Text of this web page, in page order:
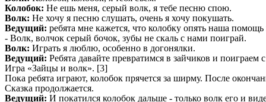
Колобок: Не ешь меня, серый волк, я тебе песню спою.
Волк: Не хочу я песню слушать, очень я хочу покушать.
Ведущий: ребята мне кажется, что колобку опять наша
- Волк, волчок серый бочок, зубы не скаль с нами поиграй.
Волк: Играть я люблю, особенно в догонялки.
Ведущий: Ребята давайте превратимся в зайчиков и поиграем
Игра «Зайцы и волк». [3]
Пока ребята играют, колобок прячется за ширму. После
Сказка продолжается.
Ведущий: И покатился колобок дальше - только волк его и